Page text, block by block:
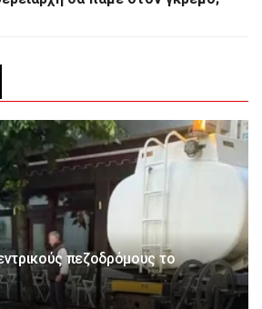
πεζοδρόμους το